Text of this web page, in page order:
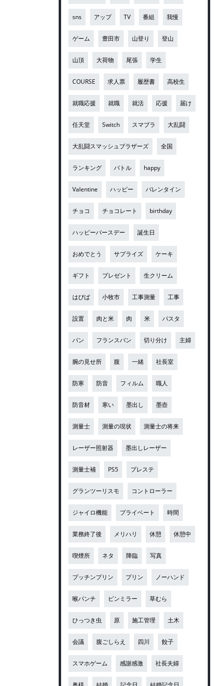
sns アップ TV 番組 我慢
ゲーム 豊田市 山登り 登山
山頂 大荷物 尾張 学生
COURSE 求人票 履歴書 高校生
就職応援 就職 就活 応援 届け
任天堂 Switch スマブラ 大乱闘
大乱闘スマッシュブラザーズ 全国
ランキング バトル happy
Valentine ハッピー バレンタイン
チョコ チョコレート birthday
ハッピーバースデー 誕生日
おめでとう サプライズ ケーキ
ギフト プレゼント 生クリーム
はぴば 小牧市 工事測量 工事
設置 肉と米 肉 米 パスタ
パン フランスパン 切り分け 主婦
腕の見せ所 腹 一緒 社長室
防寒 防音 フィルム 職人
防音材 寒い 墨出し 墨壺
測量士 測量の現状 測量士の将来
レーザー照射器 墨出しレーザー
測量士補 PS5 プレステ
グランツーリスモ コントローラー
ジャイロ機能 プライベート 時間
業務終了後 メリハリ 休憩 休憩中
喫煙所 ネタ 降臨 写真
プッチンプリン プリン ノーハンド
喉パンチ ピンミラー 草むら
ひっつき虫 原 施工管理 土木
会議 腹ごしらえ 四川 餃子
スマホゲーム 感謝感激 社長夫婦